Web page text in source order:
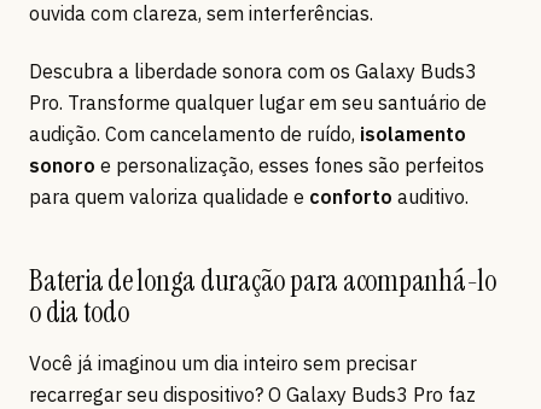
ouvida com clareza, sem interferências.
Descubra a liberdade sonora com os Galaxy Buds3
Pro. Transforme qualquer lugar em seu santuário de
audição. Com cancelamento de ruído, isolamento
sonoro e personalização, esses fones são perfeitos
para quem valoriza qualidade e conforto auditivo.
Bateria de longa duração para acompanhá-lo
o dia todo
Você já imaginou um dia inteiro sem precisar
recarregar seu dispositivo? O Galaxy Buds3 Pro faz